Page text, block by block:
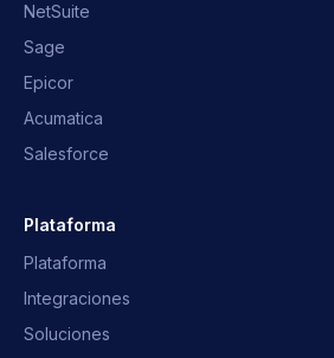
NetSuite
Sage
Epicor
Acumatica
Salesforce
Plataforma
Plataforma
Integraciones
Soluciones